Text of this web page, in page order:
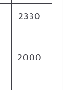
2330
2000